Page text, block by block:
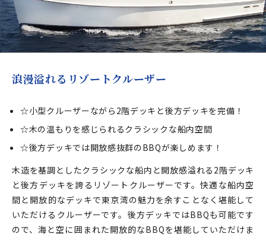
浪漫溢れるリゾートクルーザー
☆小型クルーザーながら2階デッキと後方デッキを完備！
☆木の温もりを感じられるクラシックな船内空間
☆後方デッキでは開放感抜群のBBQが楽しめます！
木造を基調としたクラシックな船内と開放感溢れる2階デッキ
と後方デッキを誇るリゾートクルーザーです。快適な船内空
間と開放的なデッキで東京湾の魅力を余すことなく堪能して
いただけるクルーザーです。後方デッキではBBQも可能です
ので、海と空に囲まれた開放的なBBQを堪能していただけま